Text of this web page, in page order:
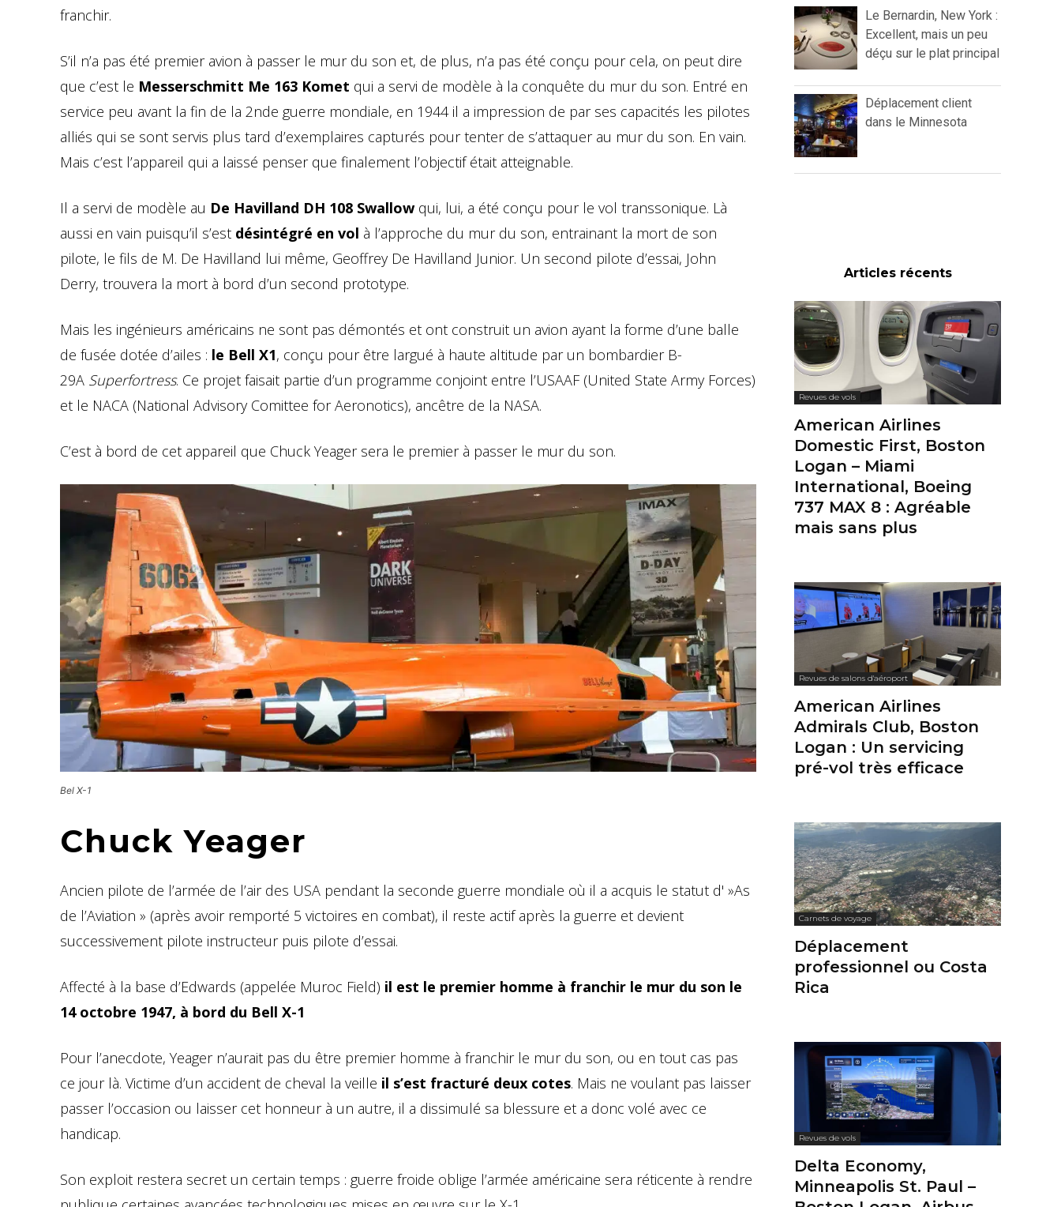
franchir.
S’il n’a pas été premier avion à passer le mur du son et, de plus, n’a pas été conçu pour cela, on peut dire
que c’est le Messerschmitt Me 163 Komet qui a servi de modèle à la conquête du mur du son. Entré en
service peu avant la fin de la 2nde guerre mondiale, en 1944 il a impression de par ses capacités les pilotes
alliés qui se sont servis plus tard d’exemplaires capturés pour tenter de s’attaquer au mur du son. En vain.
Mais c’est l’appareil qui a laissé penser que finalement l’objectif était atteignable.
Il a servi de modèle au De Havilland DH 108 Swallowqui, lui, a été conçu pour le vol transsonique. Là
aussi en vain puisqu’il s’est désintégré en vol à l’approche du mur du son, entrainant la mort de son
pilote, le fils de M. De Havilland lui même, Geoffrey De Havilland Junior. Un second pilote d’essai, John
Derry, trouvera la mort à bord d’un second prototype.
Mais les ingénieurs américains ne sont pas démontés et ont construit un avion ayant la forme d’une balle
de fusée dotée d’ailes : le Bell X1, conçu pour être largué à haute altitude par un bombardier B-
29A Superfortress. Ce projet faisait partie d’un programme conjoint entre l’USAAF (United State Army Forces)
et le NACA (National Advisory Comittee for Aeronotics), ancêtre de la NASA.
C’est à bord de cet appareil que Chuck Yeager sera le premier à passer le mur du son.
Bel X-1
Chuck Yeager
Ancien pilote de l’armée de l’air des USA pendant la seconde guerre mondiale où il a acquis le statut d' »As
de l’Aviation » (après avoir remporté 5 victoires en combat), il reste actif après la guerre et devient
successivement pilote instructeur puis pilote d’essai.
Affecté à la base d’Edwards (appelée Muroc Field) il est le premier homme à franchir le mur du son le
14 octobre 1947, à bord du Bell X-1
Pour l’anecdote, Yeager n’aurait pas du être premier homme à franchir le mur du son, ou en tout cas pas
ce jour là. Victime d’un accident de cheval la veille il s’est fracturé deux cotes. Mais ne voulant pas laisser
passer l’occasion ou laisser cet honneur à un autre, il a dissimulé sa blessure et a donc volé avec ce
handicap.
Son exploit restera secret un certain temps : guerre froide oblige l’armée américaine sera réticente à rendre
Le Bernardin, New York :
Excellent, mais un peu
déçu sur le plat principal
Déplacement client
dans le Minnesota
Articles récents
Revues de vols
American Airlines
Domestic First, Boston
Logan – Miami
International, Boeing
737 MAX 8 : Agréable
mais sans plus
Revues de salons d'aéroport
American Airlines
Admirals Club, Boston
Logan : Un servicing
pré-vol très efficace
Carnets de voyage
Déplacement
professionnel ou Costa
Rica
Revues de vols
Delta Economy,
Minneapolis St. Paul –